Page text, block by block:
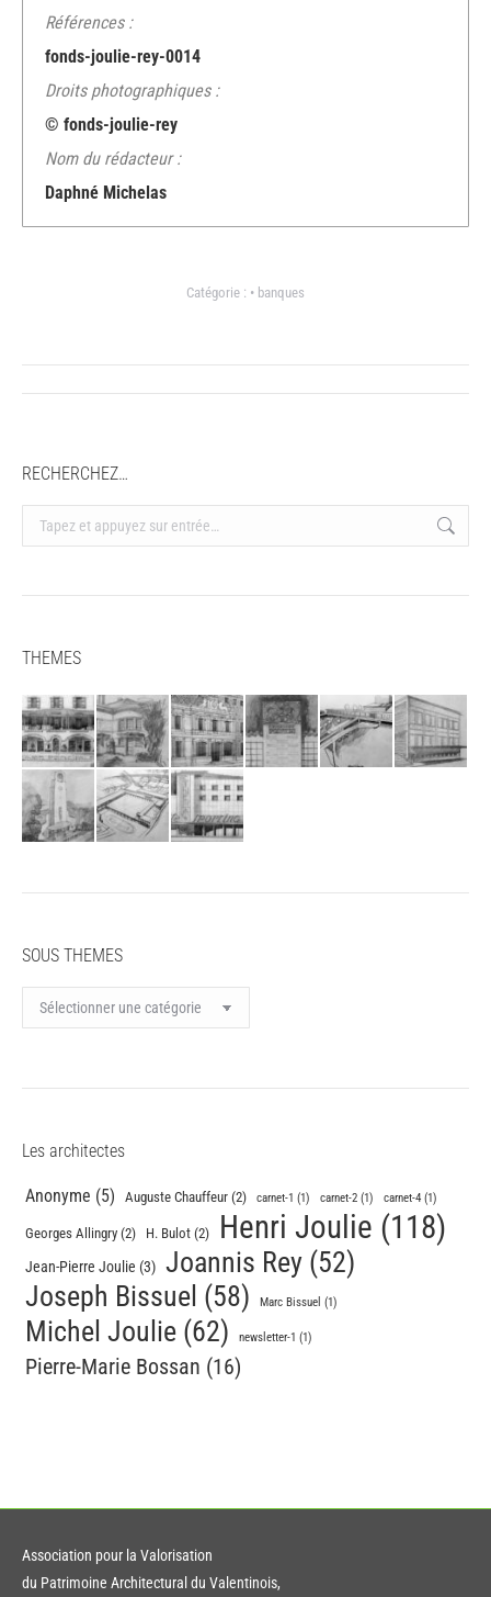
Références :
fonds-joulie-rey-0014
Droits photographiques :
© fonds-joulie-rey
Nom du rédacteur :
Daphné Michelas
Catégorie : • banques
Navigation
RECHERCHEZ…
Recherche
:
THEMES
SOUS THEMES
SOUS
THEMES
Les architectes
Anonyme (5) Auguste Chauffeur (2) carnet-1 (1) carnet-2 (1) carnet-4 (1)
Georges Allingry (2) H. Bulot (2) Henri Joulie (118)
Jean-Pierre Joulie (3) Joannis Rey (52)
Joseph Bissuel (58) Marc Bissuel (1)
Michel Joulie (62) newsletter-1 (1)
Pierre-Marie Bossan (16)
Association pour la Valorisation
du Patrimoine Architectural du Valentinois,